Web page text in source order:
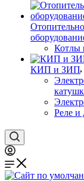
Котлы
КИП и ЗИП
Реле и